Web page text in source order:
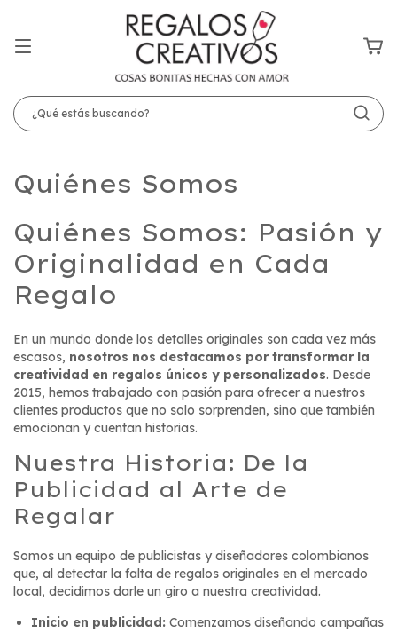
Quiénes Somos
Quiénes Somos: Pasión y
Originalidad en Cada
Regalo
En un mundo donde los detalles originales son cada vez más
escasos, nosotros nos destacamos por transformar la
creatividad en regalos únicos y personalizados. Desde
2015, hemos trabajado con pasión para ofrecer a nuestros
clientes productos que no solo sorprenden, sino que también
emocionan y cuentan historias.
Nuestra Historia: De la
Publicidad al Arte de
Regalar
Somos un equipo de publicistas y diseñadores colombianos
que, al detectar la falta de regalos originales en el mercado
local, decidimos darle un giro a nuestra creatividad.
Inicio en publicidad: Comenzamos diseñando campañas